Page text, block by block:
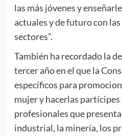
las más jóvenes y
actuales y de futuro con
sectores”.
También ha recordado la
tercer año en el que la
específicos para
mujer y hacerlas
profesionales que
industrial, la minería, los